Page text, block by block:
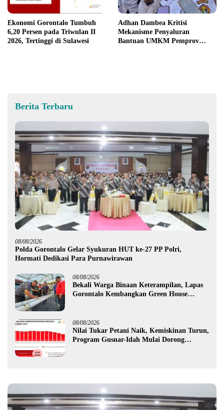
Ekonomi Gorontalo Tumbuh
6,20 Persen pada Triwulan II
2026, Tertinggi di Sulawesi
Adhan Dambea Kritisi
Mekanisme Penyaluran
Bantuan UMKM Pemprov
Berita Terbaru
08/08/2026
Polda Gorontalo Gelar Syukuran HUT ke-27 PP Polri,
Hormati Dedikasi Para Purnawirawan
08/08/2026
Bekali Warga Binaan Keterampilan, Lapas
Gorontalo Kembangkan Green House
08/08/2026
Nilai Tukar Petani Naik, Kemiskinan Turun,
Program Gusnar-Idah Mulai Dorong